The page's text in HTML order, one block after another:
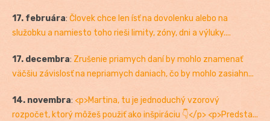
17. februára: Človek chce len ísť na dovolenku alebo na
služobku a namiesto toho rieši limity, zóny, dni a výluky....
17. decembra: Zrušenie priamych daní by mohlo znamenať
väčšiu závislosť na nepriamych daniach, čo by mohlo zasiahn...
14. novembra: <p>Martina, tu je jednoduchý vzorový
rozpočet, ktorý môžeš použiť ako inšpiráciu 👇</p> <p>Predsta...